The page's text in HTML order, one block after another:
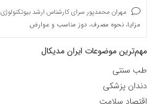
مهران محمدپور سرای کارشناس ارشد بیوتکنولوژی
مزایا، نحوه مصرف، دوز مناسب و عوارض
مهم‌ترین موضوعات ایران مدیکال
طب سنتی
دندان پزشکی
اقتصاد سلامت